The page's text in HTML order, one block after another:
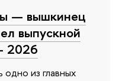
— вышкинец
выпускной
2026
из главных